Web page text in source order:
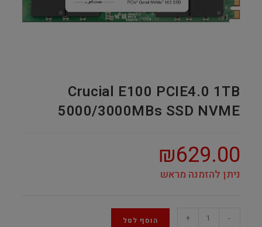
Crucial E100 PCIE4.0 1TB
5000/3000MBs SSD NVME
₪629.00
ניתן להזמנה מראש
-
+ הוסף לסל